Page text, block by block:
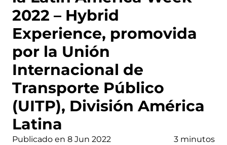
2022 – Hybrid
Experience, promovida
por la Unión
Internacional de
Transporte Público
(UITP), División América
Latina
Publicado en 8 Jun 2022 3 minutos